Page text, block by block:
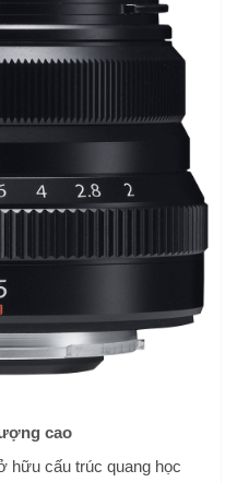
cao
hữu cấu trúc quang học